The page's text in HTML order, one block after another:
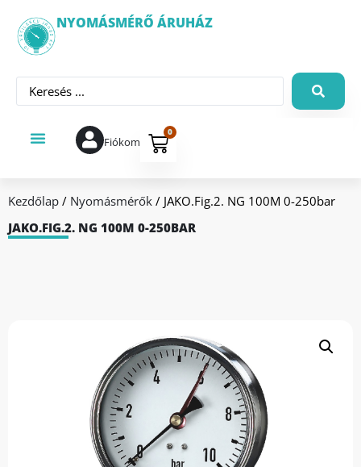
NYOMÁSMÉRŐ ÁRUHÁZ
Fiókom
0
Kezdőlap / Nyomásmérők / JAKO.Fig.2. NG 100M 0-250bar
JAKO.FIG.2. NG 100M 0-250BAR